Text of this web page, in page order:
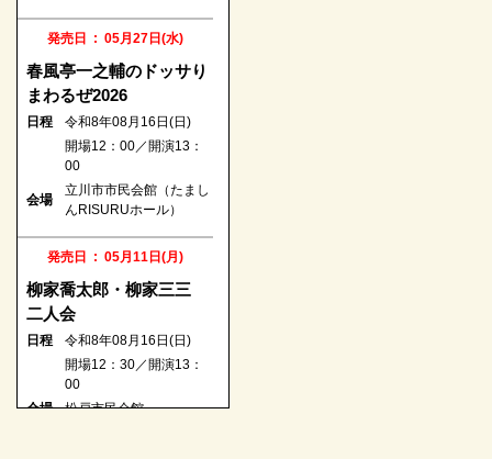
発売日 : 08月24日(月)
日程
令和8年12月22日(火)
開場18：00／開演18：
30
日本橋劇場（中央区立日
本橋公会堂）
発売日 : 08月26日(水)
こみち噺 饗宴 四人の
日程
令和8年12月09日(水)
開場18：00／開演18：
30
なかのZERO 小ホール
発売日 : 05月27日(水)
春風亭一之輔のドッサり
まわるぜ2026
日程
令和8年08月16日(日)
開場12：00／開演13：
00
会場
立川市市民会館（たまし
んRISURUホール）
発売日 : 05月11日(月)
柳家喬太郎・柳家三三
二人会
日程
令和8年08月16日(日)
開場12：30／開演13：
00
会場
松戸市民会館